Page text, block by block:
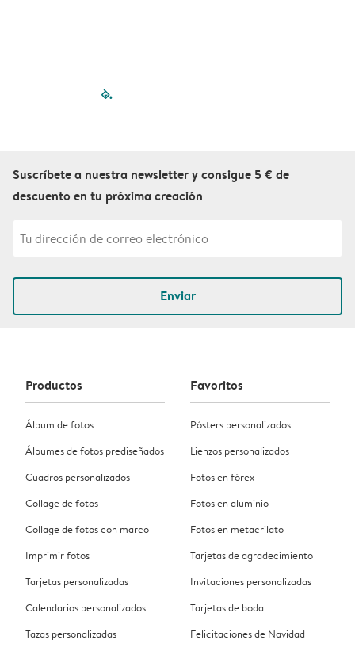
filled-pagination
Suscríbete a nuestra newsletter y consigue 5 € de
descuento en tu próxima creación
Enviar
Productos
Álbum de fotos
Álbumes de fotos prediseñados
Cuadros personalizados
Collage de fotos
Collage de fotos con marco
Imprimir fotos
Tarjetas personalizadas
Calendarios personalizados
Tazas personalizadas
Favoritos
Pósters personalizados
Lienzos personalizados
Fotos en fórex
Fotos en aluminio
Fotos en metacrilato
Tarjetas de agradecimiento
Invitaciones personalizadas
Tarjetas de boda
Felicitaciones de Navidad